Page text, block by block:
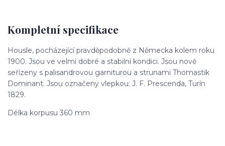
Kompletní specifikace
Housle, pocházející pravděpodobně z Německa kolem roku
1900. Jsou ve velmi dobré a stabilní kondici. Jsou nově
seřízeny s palisandrovou garniturou a strunami Thomastik
Dominant. Jsou označeny vlepkou: J. F. Prescenda, Turín
1829.
Délka korpusu 360 mm